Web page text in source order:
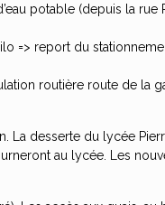
potable (depuis la rue
=> report du
routière route de la
La desserte du lycée
au lycée. Les